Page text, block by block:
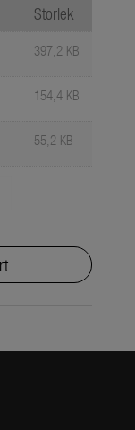
Storlek
397,2 KB
154,4 KB
55,2 KB